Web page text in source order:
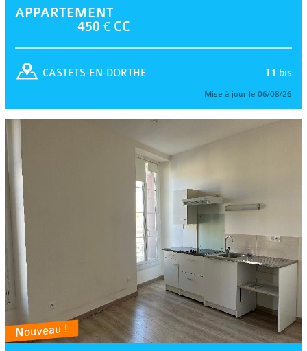
APPARTEMENT
450 € CC
T1 bis
CASTETS-EN-DORTHE
Mise à jour le 06/08/26
Nouveau !